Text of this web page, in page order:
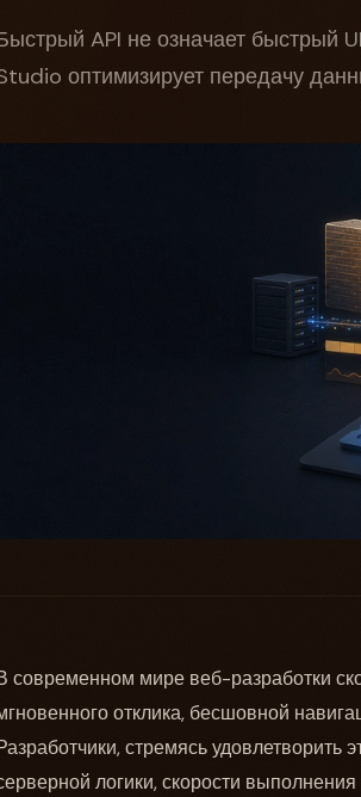
API не означает быстрый
оптимизирует передачу
современном мире веб-разработки
отклика, бесшовной
стремясь
логики, скорости